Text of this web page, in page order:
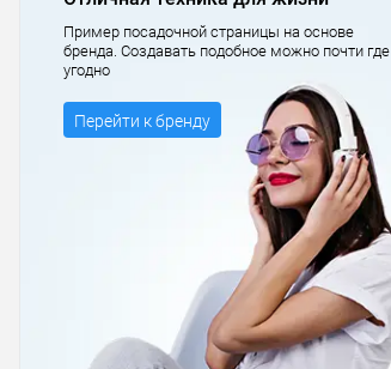
Пример посадочной страницы на основе
бренда. Создавать подобное можно почти где
угодно
Перейти к бренду